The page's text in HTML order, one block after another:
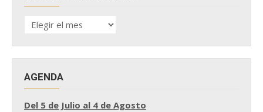
HISTÓRICO
DE
AGENDA
Del 5 de Julio al 4 de Agosto